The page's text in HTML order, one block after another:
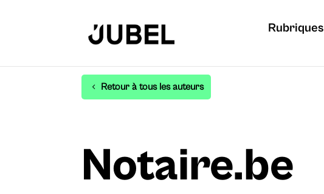
Rubriques
Retour à tous les auteurs
Notaire.be